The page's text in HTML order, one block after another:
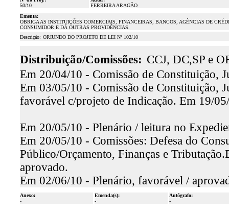
50/10
FERREIRA ARAGÃO
Ementa:
OBRIGA AS INSTITUIÇÕES COMERCIAIS, FINANCEIRAS, BANCOS, AGÊNCIAS DE
CONSUMIDOR E DÁ OUTRAS PROVIDÊNCIAS.
Descrição: ORIUNDO DO PROJETO DE LEI Nº 102/10
Distribuição/Comissões: CCJ, DC,SP e
Em 20/04/10 - Comissão de Constituição,
Em 03/05/10 - Comissão de Constituição,
favorável c/projeto de Indicação. Em 19/
Em 20/05/10 - Plenário / leitura no
Em 20/05/10 - Comissões: Defesa do
Público/Orçamento, Finanças e
aprovado.
Em 02/06/10 - Plenário, favorável /
Anexo:
-
Emenda(s):
-
Autógrafo:
-